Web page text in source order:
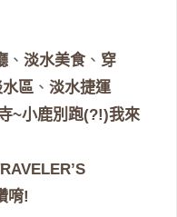
、淡水美食、 穿
區 、 淡水捷運
~小鹿別跑(?!)我來
唷!